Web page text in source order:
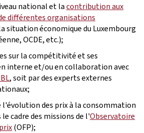
national et lacontribution aux
différentes organisations
situation économique du Luxembourg
OCDE, etc.);
sur la compétitivité et ses
interne et/ou en collaboration avec
, soit par des experts externes
l'évolution des prix à la consommation
cadre des missions de l'Observatoire
(OFP);